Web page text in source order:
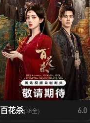
百花杀(36全) 6.0